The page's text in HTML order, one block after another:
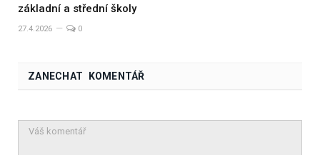
základní a střední školy
27.4.2026 0
ZANECHAT KOMENTÁŘ